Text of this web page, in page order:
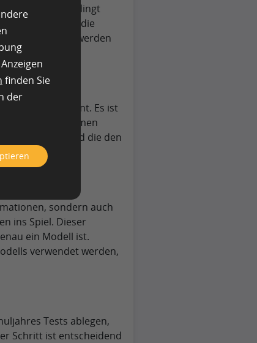
Es muss unbedingt
lernt, die ihn in die
Daten werden
KI-System lernt. Es ist
Bezug genommen
stützen wird und die den
lassen.
sondern auch
ins Spiel. Dieser
ein Modell ist.
verwendet werden,
Tests ablegen,
Schritt ist entscheidend
finden Sie
der